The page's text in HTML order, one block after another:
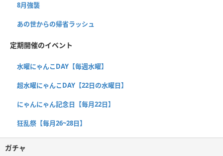
8月強襲
あの世からの帰省ラッシュ
定期開催のイベント
水曜にゃんこDAY【毎週水曜】
超水曜にゃんこDAY【22日の水曜日】
にゃんにゃん記念日【毎月22日】
狂乱祭【毎月26~28日】
ガチャ